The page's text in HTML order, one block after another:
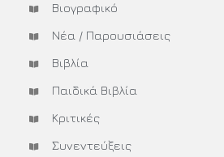
Βιογραφικό
Νέα / Παρουσιάσεις
Βιβλία
Παιδικά Βιβλία
Κριτικές
Συνεντεύξεις